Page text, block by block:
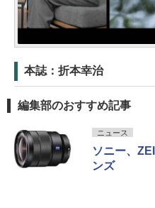
本誌：折本幸治
編集部のおすすめ記事
ニュース
ソニー、
ンズ